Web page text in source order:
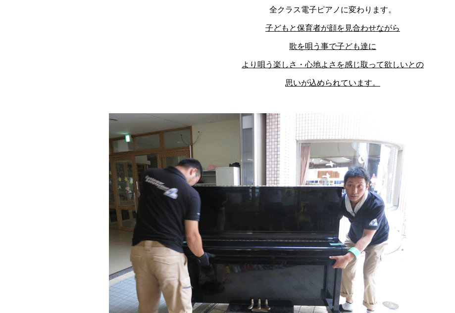
全クラス電子ピアノに変わります。
子どもと保育者が顔を見合わせながら
歌を唄う事で子ども達に
より 唄う楽しさ・心地よさを感じ取って欲しいとの
思いが込められています。